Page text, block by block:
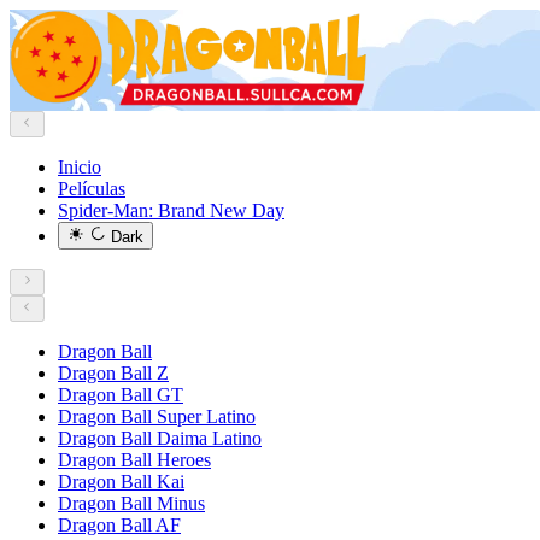
Inicio
Películas
Spider-Man: Brand New Day
Dark
Dragon Ball
Dragon Ball Z
Dragon Ball GT
Dragon Ball Super Latino
Dragon Ball Daima Latino
Dragon Ball Heroes
Dragon Ball Kai
Dragon Ball Minus
Dragon Ball AF